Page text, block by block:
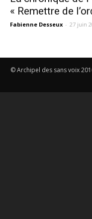
« Remettre de
Fabienne Desseux - 27 juin
© Archipel des sans voix